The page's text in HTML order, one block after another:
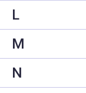
L
M
N